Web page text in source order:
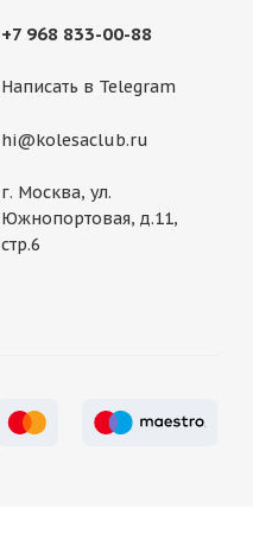
+7 968 833-00-88
Написать в Telegram
hi@kolesaclub.ru
г. Москва, ул.
Южнопортовая, д.11,
стр.6